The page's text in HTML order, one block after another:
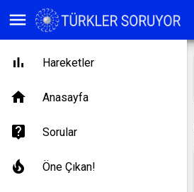
menu
Hareketler
Anasayfa
Sorular
Öne Çıkan!